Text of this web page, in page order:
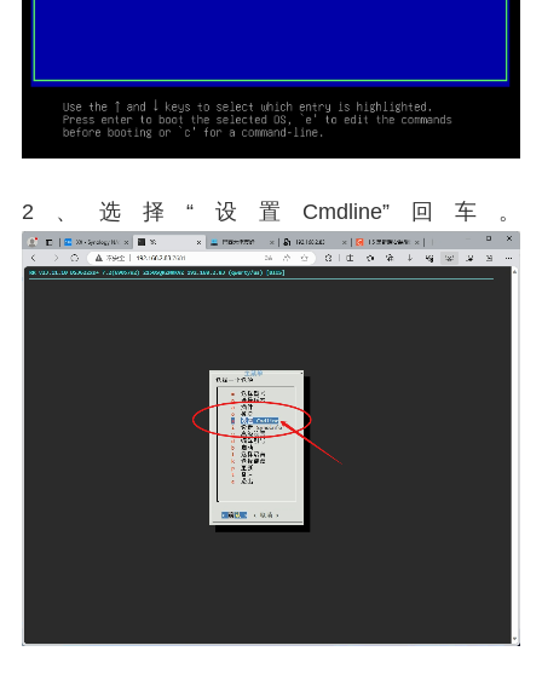
2、选择“设置Cmdline”回车。